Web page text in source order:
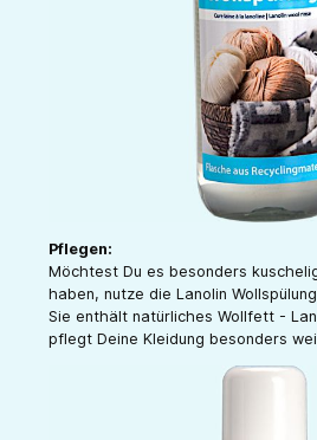
Pflegen:
Möchtest Du es besonders
haben, nutze die Lanolin
Sie enthält natürliches Wollfett -
pflegt Deine Kleidung besonders